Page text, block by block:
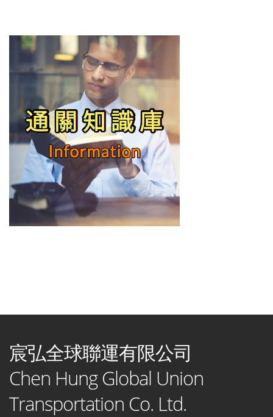
宸弘全球聯運有限公司
Chen Hung Global Union
Transportation Co. Ltd.